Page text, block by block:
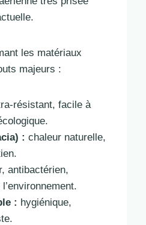
les matériaux
majeurs :
résistant, facile à
: chaleur naturelle,
antibactérien,
: hygiénique,